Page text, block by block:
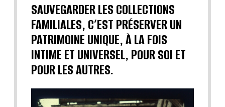
SAUVEGARDER LES COLLECTIONS
FAMILIALES, C’EST PRÉSERVER UN
PATRIMOINE UNIQUE, À LA FOIS
INTIME ET UNIVERSEL, POUR SOI ET
POUR LES AUTRES.